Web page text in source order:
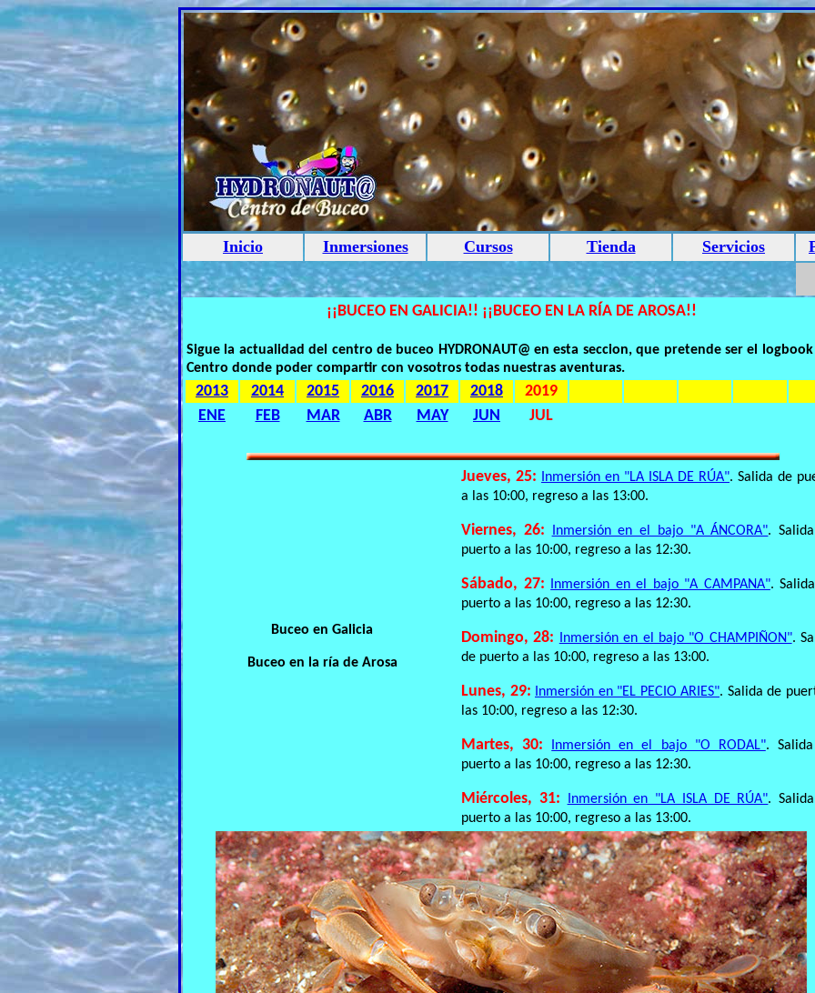
Inicio Inmersiones Cursos Tienda Servicios
¡¡BUCEO EN GALICIA!! ¡¡BUCEO EN LA RÍA DE AROSA!!
Sigue la actualidad del centro de buceo HYDRONAUT@ en esta seccion, que pretende ser el
Centro donde poder compartir con vosotros todas nuestras aventuras.
2013 2014 2015 2016 2017 2018
2019
ENE
FEB MAR ABR MAY JUN JUL
Buceo en Galicia
Buceo en la ría de Arosa
Jueves, 25: Inmersión en "LA ISLA DE RÚA". Salida de
a las 10:00, regreso a las 13:00.
Viernes, 26: Inmersión en el bajo "A ÁNCORA".
puerto a las 10:00, regreso a las 12:30.
Sábado, 27: Inmersión en el bajo "A CAMPANA".
puerto a las 10:00, regreso a las 12:30.
Domingo, 28: Inmersión en el bajo "O CHAMPIÑON".
de puerto a las 10:00, regreso a las 13:00.
Lunes, 29: Inmersión en "EL PECIO ARIES". Salida de
las 10:00, regreso a las 12:30.
Martes, 30: Inmersión en el bajo "O RODAL".
puerto a las 10:00, regreso a las 12:30.
Miércoles, 31: Inmersión en "LA ISLA DE RÚA".
puerto a las 10:00, regreso a las 13:00.